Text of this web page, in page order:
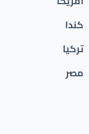
كندا
تركيا
مصر